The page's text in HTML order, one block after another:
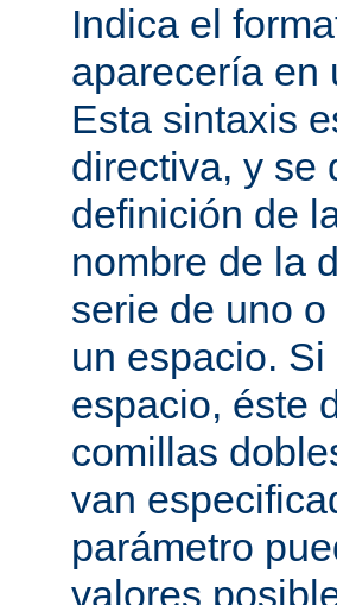
Indica el
aparecería en
Esta sintaxis
directiva, y se
definición de
nombre de la
serie de uno
un espacio.
espacio, éste
comillas
van
parámetro
valores